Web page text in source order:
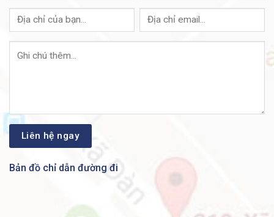
Bản đồ chỉ dẫn đường đi